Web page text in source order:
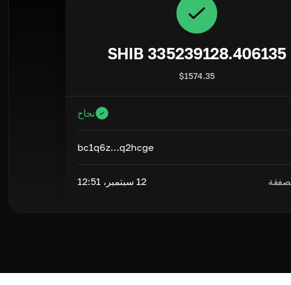
335239128.406135
SHIB
$1574.35
نجاح
bc1q6z...q2hcge
12 سبتمبر، 12:51